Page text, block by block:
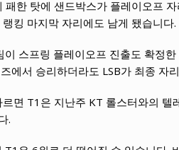
패한 탓에 샌드박스가 플레이오프
킹 마지막 자리에도 남게 됐습니다.
이 스프링 플레이오프 진출도 확정
에서 승리하더라도 LSB가 최종 자
르면 T1은 지난주 KT 롤스터와의
.